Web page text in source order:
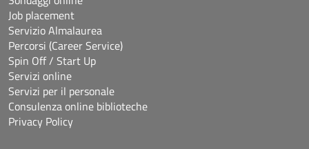
Job placement
Servizio Almalaurea
Percorsi (Career Service)
Spin Off / Start Up
Servizi online
Servizi per il personale
Consulenza online biblioteche
Privacy Policy